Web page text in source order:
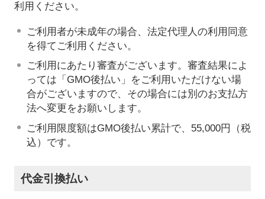
利用ください。
ご利用者が未成年の場合、法定代理人の利用同意
を得てご利用ください。
ご利用にあたり審査がございます。審査結果によ
っては「GMO後払い」をご利用いただけない場
合がございますので、その場合には別のお支払方
法へ変更をお願いします。
ご利用限度額はGMO後払い累計で、55,000円（税
込）です。
代金引換払い